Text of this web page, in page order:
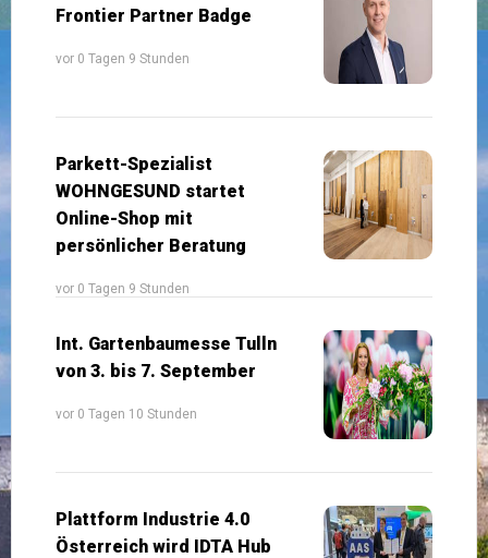
Frontier Partner Badge
vor 0 Tagen 9 Stunden
Parkett-Spezialist
WOHNGESUND startet
Online-Shop mit
persönlicher Beratung
vor 0 Tagen 9 Stunden
Int. Gartenbaumesse Tulln
von 3. bis 7. September
vor 0 Tagen 10 Stunden
Plattform Industrie 4.0
Österreich wird IDTA Hub